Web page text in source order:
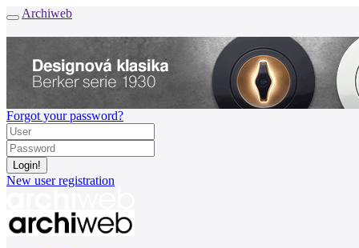
Archiweb
Forgot your password?
New user registration